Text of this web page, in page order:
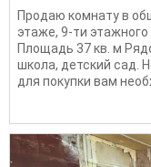
Продаю комнату в
этаже, 9-ти
Площадь 37 кв. м
школа, детский сад.
для покупки вам